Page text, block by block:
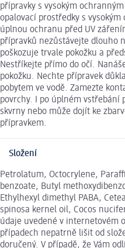
přípravky s vysokým
opalovací prostředky s
úplnou ochranu před UV
přípravků nezůstávejte dlouho
poškozuje trvale pokožku a
Nestříkejte přímo do očí.
pokožku. Nechte přípravek
pobytem ve vodě. Zamezte
povrchy. I po úplném
skvrny nebo může dojít ke
přípravkem.
Složení
Petrolatum, Octocrylene,
benzoate, Butyl
Ethylhexyl dimethyl PABA,
spinosa kernel oil, Cocos
údaje uvedené v internetovém
případech nepatrně lišit od
doručený. V případě, že Vám